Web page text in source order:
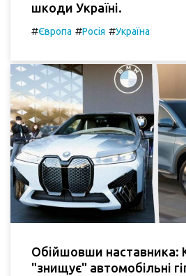
шкоди Україні.
#Європа #Росія #Україна
Обійшовши наставника:
"знищує" автомобільні